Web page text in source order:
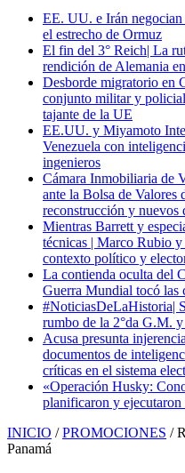
EE. UU. e Irán negocian
el estrecho de Ormuz
El fin del 3° Reich| La
rendición de Alemania
Desborde migratorio en
conjunto militar y
tajante de la UE
EE.UU. y Miyamoto
Venezuela con
ingenieros
Cámara Inmobiliaria de
ante la Bolsa de Valores
reconstrucción y nuevos
Mientras Barrett y
técnicas | Marco Rubio
contexto político y
La contienda oculta del
Guerra Mundial tocó las
#NoticiasDeLaHistoria|
rumbo de la 2°da G.M.
Acusa presunta
documentos de
críticas en el sistema
«Operación Husky:
planificaron y
INICIO / PROMOCIONES /
Panamá